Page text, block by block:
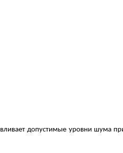
допустимые уровни шума